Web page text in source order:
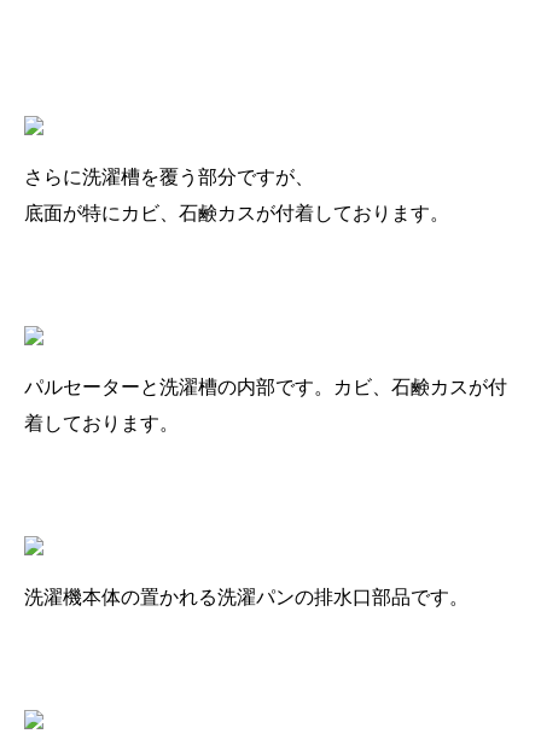
さらに洗濯槽を覆う部分ですが、
底面が特にカビ、石鹸カスが付着しております。
パルセーターと洗濯槽の内部です。カビ、石鹸カスが付
着しております。
洗濯機本体の置かれる洗濯パンの排水口部品です。